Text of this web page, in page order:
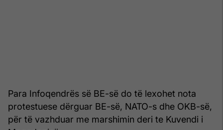
Para Infoqendrës së BE-së do të lexohet nota
protestuese dërguar BE-së, NATO-s dhe OKB-së,
për të vazhduar me marshimin deri te Kuvendi i